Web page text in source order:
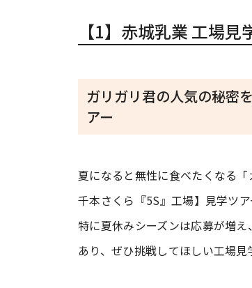
【1】赤城乳業 工場見
ガリガリ君の人気の秘密
アー
夏になると無性に食べたくなる
千本さくら『5S』工場】見学ツ
特に夏休みシーズンは応募が増
あり、ぜひ挑戦してほしい工場見